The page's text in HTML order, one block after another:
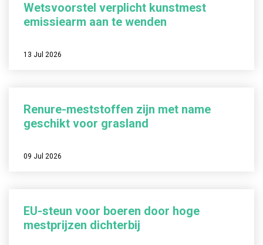
Wetsvoorstel verplicht kunstmest
emissiearm aan te wenden
13 Jul 2026
Renure-meststoffen zijn met name
geschikt voor grasland
09 Jul 2026
EU-steun voor boeren door hoge
mestprijzen dichterbij